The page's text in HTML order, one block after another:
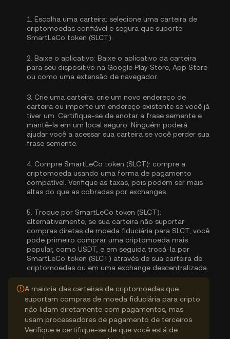
1. Escolha uma carteira: selecione uma carteira de
criptomoedas confiável e segura que suporte
SmartLeCo token (SLCT).
2. Baixe o aplicativo: Baixe o aplicativo da carteira
para seu dispositivo na Google Play Store, App Store
ou como uma extensão de navegador.
3. Crie uma carteira: crie um novo endereço de
carteira ou importe um endereço existente se você já
tiver um. Certifique-se de anotar a frase semente e
mantê-la em um local seguro. Ninguém poderá
ajudar você a acessar sua carteira se você perder sua
frase semente.
4. Compre SmartLeCo token (SLCT): compre a
criptomoeda usando uma forma de pagamento
compatível. Verifique as taxas, pois podem ser mais
altas do que as cobradas por exchanges.
5. Troque por SmartLeCo token (SLCT):
alternativamente, se sua carteira não suportar
compras diretas de moeda fiduciária para SLCT, você
pode primeiro comprar uma criptomoeda mais
popular, como USDT, e em seguida trocá-la por
SmartLeCo token (SLCT) através de sua carteira de
criptomoedas ou em uma exchange descentralizada.
A maioria das carteiras de criptomoedas que
suportam compras de moeda fiduciária para cripto
não lidam diretamente com pagamentos, mas
usam processadores de pagamento de terceiros.
Verifique e certifique-se de que você está de